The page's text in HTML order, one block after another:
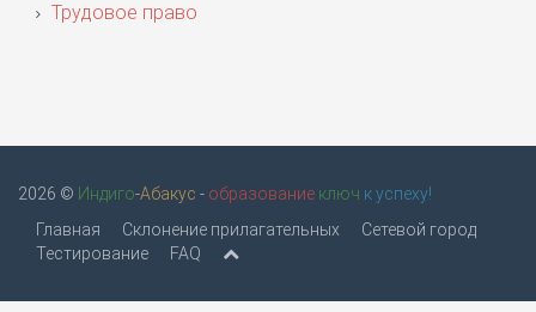
Трудовое право
2026 © Индиго-Абакус - образование ключ к успеху!
Главная
Склонение прилагательных
Сетевой город
Тестирование
FAQ